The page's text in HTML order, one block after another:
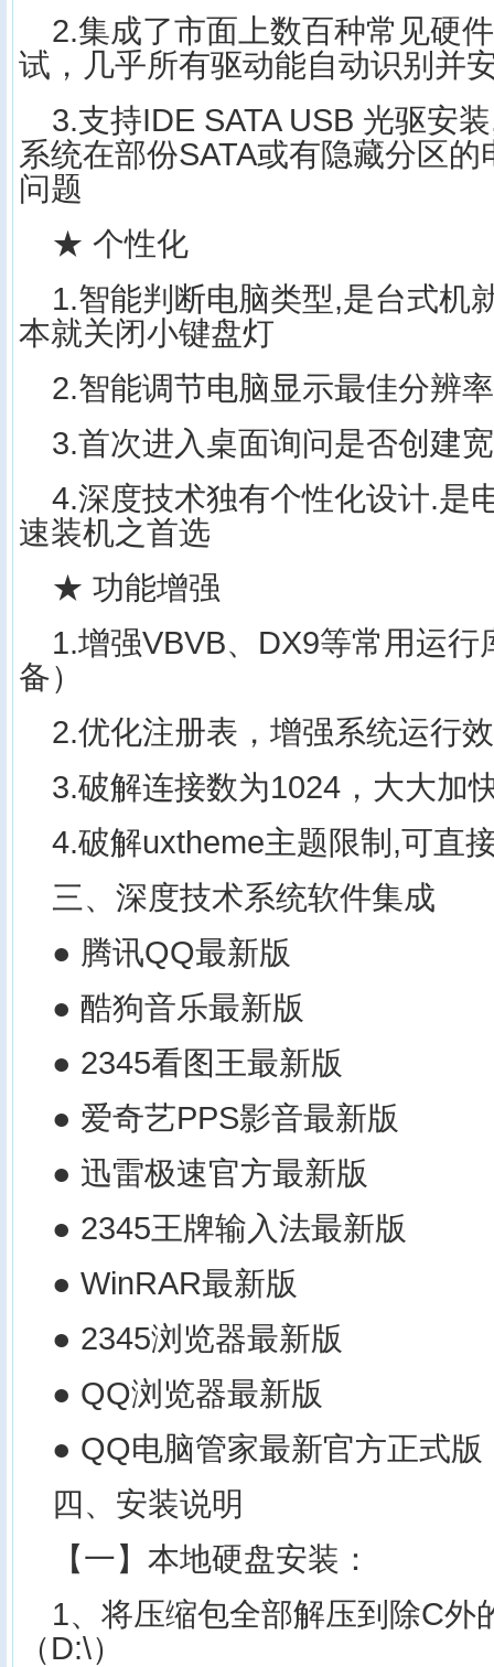
2.集成了市面上数百种常见硬
试，几乎所有驱动能自动识别并
3.支持IDE SATA USB 光驱安
系统在部份SATA或有隐藏分区
问题
★ 个性化
1.智能判断电脑类型,是台式机
本就关闭小键盘灯
2.智能调节电脑显示最佳分辨率
3.首次进入桌面询问是否创建
4.深度技术独有个性化设计.是
速装机之首选
★ 功能增强
1.增强VBVB、DX9等常用运
备）
2.优化注册表，增强系统运行
3.破解连接数为1024，大大加
4.破解uxtheme主题限制,可直
三、深度技术系统软件集成
● 腾讯QQ最新版
● 酷狗音乐最新版
● 2345看图王最新版
● 爱奇艺PPS影音最新版
● 迅雷极速官方最新版
● 2345王牌输入法最新版
● WinRAR最新版
● 2345浏览器最新版
● QQ浏览器最新版
● QQ电脑管家最新官方正式版
四、安装说明
【一】本地硬盘安装：
1、将压缩包全部解压到除C外
（D:\）